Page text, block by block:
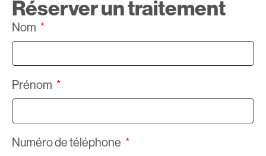
Réserver un traitement
Nom
Prénom
Numéro de téléphone